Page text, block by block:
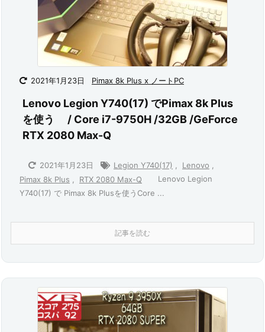
2021年1月23日 Pimax 8k Plus x ノートPC
Lenovo Legion Y740(17) でPimax 8k Plus
を使う / Core i7-9750H /32GB /GeForce
RTX 2080 Max-Q
2021年1月23日 Legion Y740(17) Lenovo
Pimax 8k Plus
RTX 2080 Max-Q
Lenovo Legion
Y740(17) で Pimax 8k Plusを使うCore ...
記事を読む